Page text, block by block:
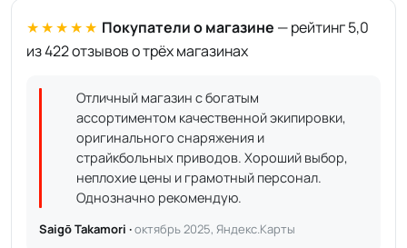
★★★★★ Покупатели о магазине — рейтинг 5,0
из 422 отзывов о трёх магазинах
Отличный магазин с богатым
ассортиментом качественной экипировки,
оригинального снаряжения и
страйкбольных приводов. Хороший выбор,
неплохие цены и грамотный персонал.
Однозначно рекомендую.
Saigō Takamori ·октябрь 2025, Яндекс.Карты